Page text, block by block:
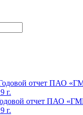
отчет ПАО
г.
отчет ПАО
г.